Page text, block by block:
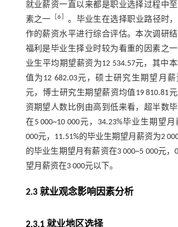
就业薪资一直以来都是职业选择过程中
素之一 ［6
。毕业生在选择职业路径时
作的薪资水平进行综合评估。本次调研
福利是毕业生择业时较为看重的因素之
业生平均期望薪资为12 534.57元，其中
值为12 682.03元，硕士研究生期望月薪
元，博士研究生期望薪资均值19 810.81
资期望人数比例由高到低来看，超半数
在5 000~10 000元，34.23%毕业生期望月
000元，11.51%的毕业生期望月薪资为2
的毕业生期望月有薪资在3 000~5 000元，
望月薪资在3 000元以下。
2.3 就业观念影响因素分析
2.3.1 就业地区选择